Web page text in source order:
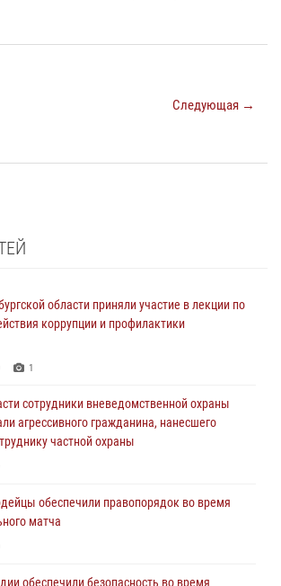
Следующая →
области приняли участие в лекции по
коррупции и профилактики
1
сотрудники вневедомственной охраны
агрессивного гражданина, нанесшего
частной охраны
обеспечили правопорядок во время
матча
обеспечили безопасность во время